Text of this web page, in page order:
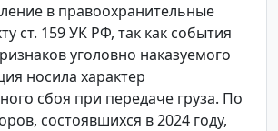
в правоохранительные
ст. 159 УК РФ, так как события
уголовно наказуемого
носила характер
сбоя при передаче груза. По
состоявшихся в 2024 году,